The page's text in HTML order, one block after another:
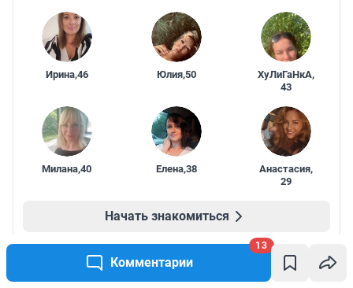
Комментарии
13
Ирина,46 Юлия,50 ХуЛиГаНкА,
43
Милана,40 Елена,38 Анастасия,
29
Начать знакомиться
ПРОМОКОДЫ